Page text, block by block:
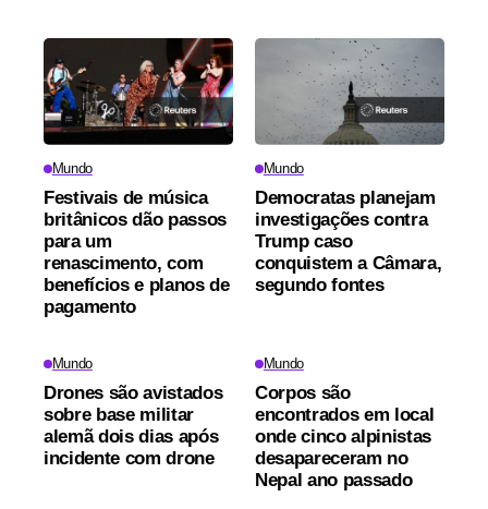
Mundo
Festivais de música
britânicos dão passos
para um
renascimento, com
benefícios e planos de
pagamento
Mundo
Democratas planejam
investigações contra
Trump caso
conquistem a Câmara,
segundo fontes
Mundo
Drones são avistados
sobre base militar
alemã dois dias após
incidente com drone
Mundo
Corpos são
encontrados em local
onde cinco alpinistas
desapareceram no
Nepal ano passado